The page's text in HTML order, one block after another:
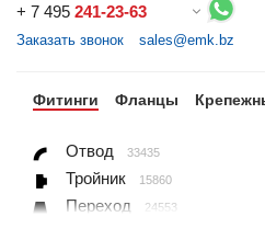
+ 7 495 241-23-63
Заказать звонок sales@emk.bz
Фитинги Фланцы
Отвод 33435
Тройник 15860
Переход 24553